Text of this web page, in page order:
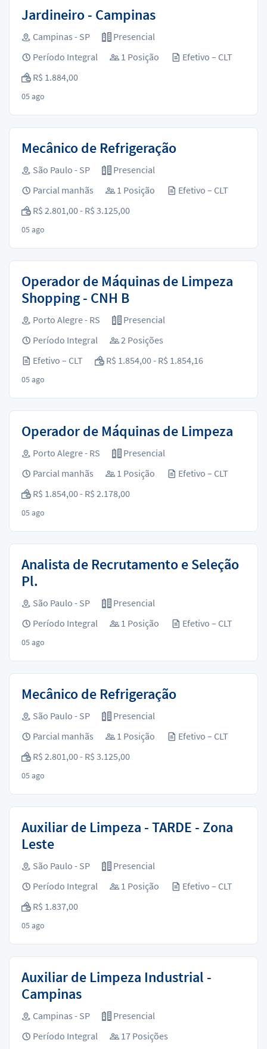
Jardineiro - Campinas
Campinas - SP
Presencial
Período Integral
1 Posição
Efetivo – CLT
R$ 1.884,00
05 ago
Mecânico de Refrigeração
São Paulo - SP
Presencial
Parcial manhãs
1 Posição
Efetivo – CLT
R$ 2.801,00 - R$ 3.125,00
05 ago
Operador de Máquinas de Limpeza
Shopping - CNH B
Porto Alegre - RS
Presencial
Período Integral
2 Posições
Efetivo – CLT
R$ 1.854,00 - R$ 1.854,16
05 ago
Operador de Máquinas de Limpeza
Porto Alegre - RS
Presencial
Parcial manhãs
1 Posição
Efetivo – CLT
R$ 1.854,00 - R$ 2.178,00
05 ago
Analista de Recrutamento e Seleção
Pl.
São Paulo - SP
Presencial
Período Integral
1 Posição Efetivo – CLT
05 ago
Mecânico de Refrigeração
São Paulo - SP
Presencial
Parcial manhãs
1 Posição
Efetivo – CLT
R$ 2.801,00 - R$ 3.125,00
05 ago
Auxiliar de Limpeza - TARDE - Zona
Leste
São Paulo - SP
Presencial
Período Integral
1 Posição
Efetivo – CLT
R$ 1.837,00
05 ago
Auxiliar de Limpeza Industrial -
Campinas
Campinas - SP
Presencial
Período Integral
17 Posições